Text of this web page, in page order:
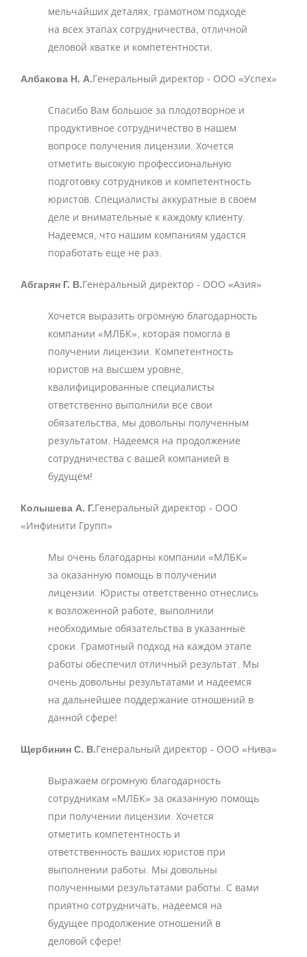
мельчайших деталях, грамотном подходе
на всех этапах сотрудничества, отличной
деловой хватке и компетентности.
Албакова Н. А.Генеральный директор - ООО «Успех»
Спасибо Вам большое за плодотворное и
продуктивное сотрудничество в нашем
вопросе получения лицензии. Хочется
отметить высокую профессиональную
подготовку сотрудников и компетентность
юристов. Специалисты аккуратные в своем
деле и внимательные к каждому клиенту.
Надеемся, что нашим компаниям удастся
поработать еще не раз.
Абгарян Г. В.Генеральный директор - ООО «Азия»
Хочется выразить огромную благодарность
компании «МЛБК», которая помогла в
получении лицензии. Компетентность
юристов на высшем уровне,
квалифицированные специалисты
ответственно выполнили все свои
обязательства, мы довольны полученным
результатом. Надеемся на продолжение
сотрудничества с вашей компанией в
будущем!
Колышева А. Г.Генеральный директор - ООО
«Инфинити Групп»
Мы очень благодарны компании «МЛБК»
за оказанную помощь в получении
лицензии. Юристы ответственно отнеслись
к возложенной работе, выполнили
необходимые обязательства в указанные
сроки. Грамотный подход на каждом этапе
работы обеспечил отличный результат. Мы
очень довольны результатами и надеемся
на дальнейшее поддержание отношений в
данной сфере!
Щербинин С. В.Генеральный директор - ООО «Нива»
Выражаем огромную благодарность
сотрудникам «МЛБК» за оказанную помощь
при получении лицензии. Хочется
отметить компетентность и
ответственность ваших юристов при
выполнении работы. Мы довольны
полученными результатами работы. С вами
приятно сотрудничать, надеемся на
будущее продолжение отношений в
деловой сфере!